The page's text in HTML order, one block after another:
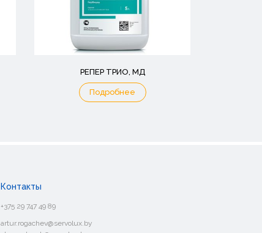
РЕПЕР ТРИО, МД
Подробнее
Контакты
+375 29 747 49 89
artur.rogachev@servolux.by